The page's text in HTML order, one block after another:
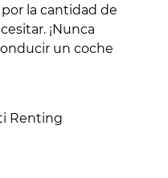
la cantidad de
¡Nunca
un coche